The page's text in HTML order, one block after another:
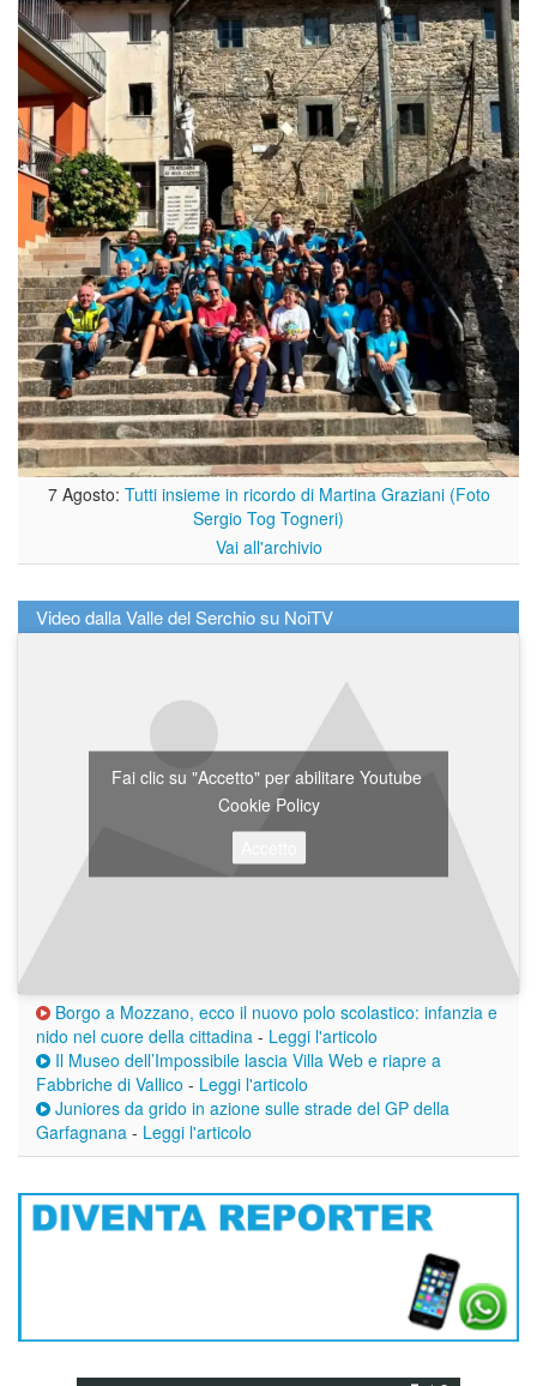
7 Agosto: Tutti insieme in ricordo di Martina Graziani (Foto
Sergio Tog Togneri)
Vai all'archivio
Video dalla Valle del Serchio su NoiTV
Fai clic su "Accetto" per abilitare Youtube
Cookie Policy
Borgo a Mozzano, ecco il nuovo polo scolastico: infanzia e
nido nel cuore della cittadina - Leggi l'articolo
Il Museo dell’Impossibile lascia Villa Web e riapre a
Fabbriche di Vallico - Leggi l'articolo
Juniores da grido in azione sulle strade del GP della
Garfagnana - Leggi l'articolo